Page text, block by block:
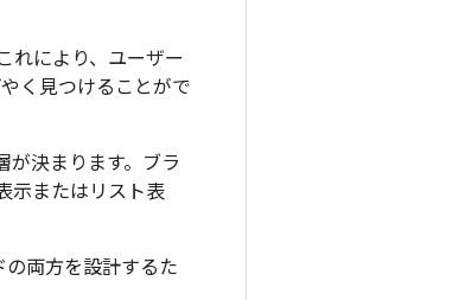
れにより、ユーザー
く見つけることがで
が決まります。ブラ
示またはリスト表
両方を設計するた